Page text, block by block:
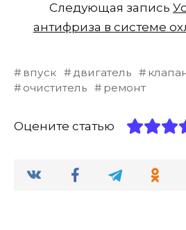
Следующая запись
антифриза в системе
впуск двигатель
очиститель
ремонт
Оцените статью